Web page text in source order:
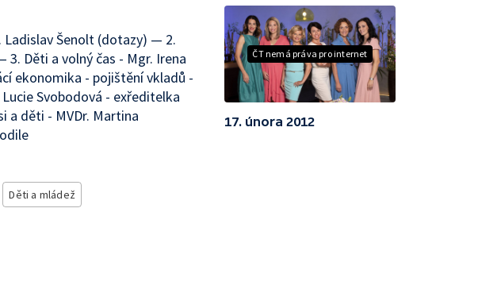
Ladislav Šenolt (dotazy) — 2.
Děti a volný čas - Mgr. Irena
ekonomika - pojištění vkladů -
Svobodová - exředitelka
a děti - MVDr. Martina
Děti a mládež
ČT nemá práva pro internet
17. února 2012